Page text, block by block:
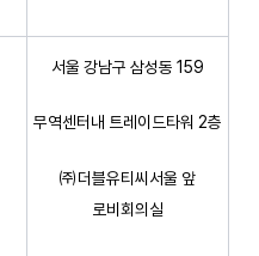
서울 강남구 삼성동 159
무역센터내 트레이드타워 2층
㈜더블유티씨서울 앞
로비회의실